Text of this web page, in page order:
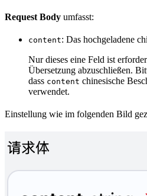
Request Body umfasst:
content: Das hochgeladene
Nur dieses eine Feld ist
Übersetzung abzuschließen.
dass content chinesische
verwendet.
Einstellung wie im folgenden Bild